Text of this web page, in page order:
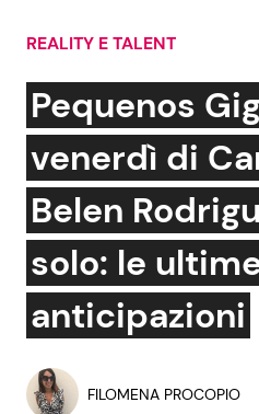
Cerca:
News e Cronaca
Attualità Italiana
Dal Mondo
Economia
Persone Scomparse
REALITY E TALENT
Pequenos
venerdì di
Belen
solo: le
anticipazioni
FILOMENA PROCOPIO